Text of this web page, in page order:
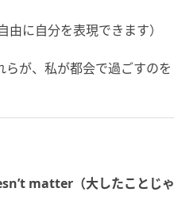
に自分を表現できます）
が、私が都会で過ごすのを
matter（大したことじゃ